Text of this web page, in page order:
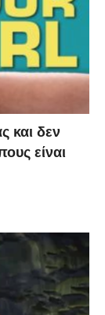
και δεν
είναι